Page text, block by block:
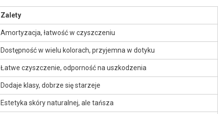
Zalety
Amortyzacja, łatwość w czyszczeniu
Dostępność w wielu kolorach, przyjemna w dotyku
Łatwe czyszczenie, odporność na uszkodzenia
Dodaje klasy, dobrze się starzeje
Estetyka skóry naturalnej, ale tańsza